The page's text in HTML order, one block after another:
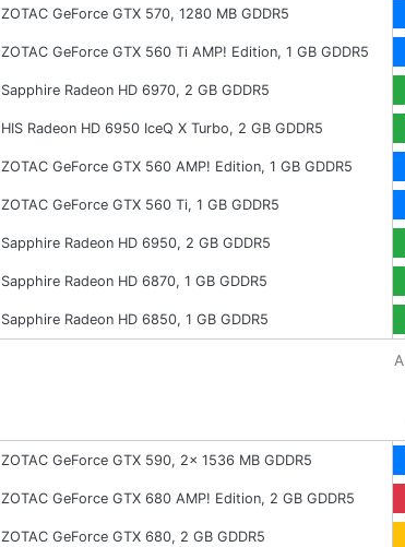
ZOTAC GeForce GTX 570, 1280 MB GDDR5
ZOTAC GeForce GTX 560 Ti AMP! Edition, 1 GB GDDR5
Sapphire Radeon HD 6970, 2 GB GDDR5
HIS Radeon HD 6950 IceQ X Turbo, 2 GB GDDR5
ZOTAC GeForce GTX 560 AMP! Edition, 1 GB GDDR5
ZOTAC GeForce GTX 560 Ti, 1 GB GDDR5
Sapphire Radeon HD 6950, 2 GB GDDR5
Sapphire Radeon HD 6870, 1 GB GDDR5
Sapphire Radeon HD 6850, 1 GB GDDR5
ZOTAC GeForce GTX 590, 2x 1536 MB GDDR5
ZOTAC GeForce GTX 680 AMP! Edition, 2 GB GDDR5
ZOTAC GeForce GTX 680, 2 GB GDDR5